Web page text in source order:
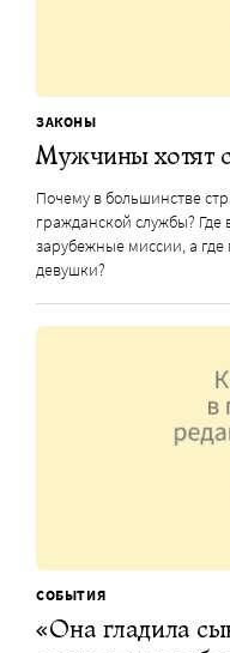
ЗАКОНЫ
Мужчины хотят
Почему в большинстве
гражданской службы?
зарубежные миссии, а
девушки?
СОБЫТИЯ
«Она гладила